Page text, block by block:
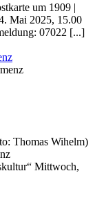
um 1909 |
Mai 2025, 15.00
07022 [...]
Thomas Wihelm)
Mittwoch,